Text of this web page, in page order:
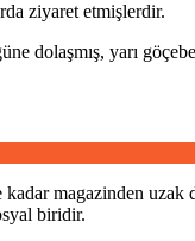
ziyaret etmişlerdir.
dolaşmış, yarı
magazinden
biridir.